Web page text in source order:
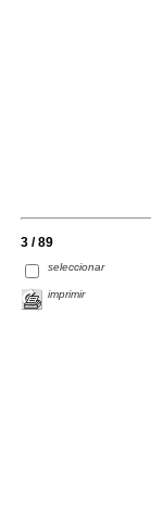
3 / 89
seleccionar
imprimir